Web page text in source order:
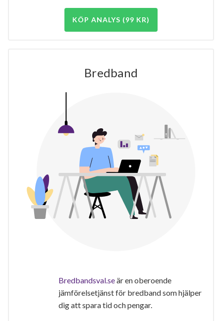
KÖP ANALYS (99 KR)
Bredband
Bredbandsval.seär en oberoende
jämförelsetjänst för bredband som hjälper
dig att spara tid och pengar.